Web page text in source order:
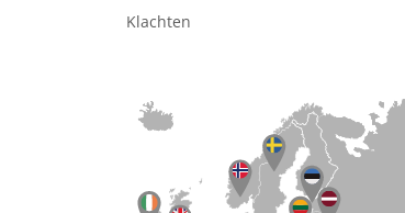
Klachten